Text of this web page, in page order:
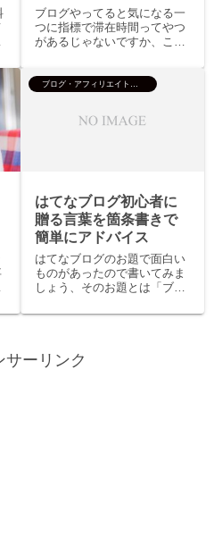
方法
ブログやってると気になる一
つに指標で滞在時間ってやつ
があるじゃないですか、これ
いほうが良いのですよ、それ
ったってな結果になるってこ
とでネットの神も一つの評価
ブログ・アフィリエイト・SEO
はてなブログ初心者に
贈る言葉を箇条書きで
簡単にアドバイス
はてなブログのお題で面白い
ものがあったので書いてみま
しょう、そのお題とは「ブロ
という事ではてなブログ歴が
書きます。はてなブログ初心
サーリンク